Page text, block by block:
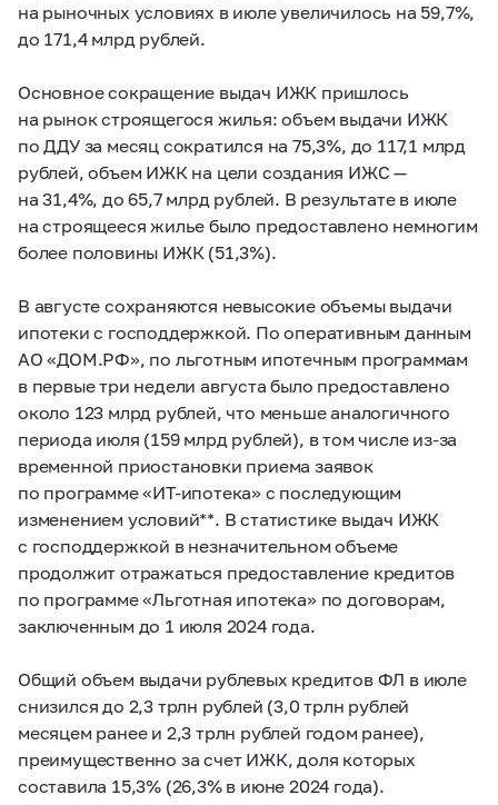
на рыночных условиях в июле увеличилось на 59,7%,
до 171,4 млрд рублей.
Основное сокращение выдач ИЖК пришлось
на рынок строящегося жилья: объем выдачи ИЖК
по ДДУ за месяц сократился на 75,3%, до 117,1 млрд
рублей, объем ИЖК на цели создания ИЖС —
на 31,4%, до 65,7 млрд рублей. В результате в июле
на строящееся жилье было предоставлено немногим
более половины ИЖК (51,3%).
В августе сохраняются невысокие объемы выдачи
ипотеки с господдержкой. По оперативным данным
АО «ДОМ.РФ», по льготным ипотечным программам
в первые три недели августа было предоставлено
около 123 млрд рублей, что меньше аналогичного
периода июля (159 млрд рублей), в том числе из-за
временной приостановки приема заявок
по программе «ИТ-ипотека» с последующим
изменением условий**. В статистике выдач ИЖК
с господдержкой в незначительном объеме
продолжит отражаться предоставление кредитов
по программе «Льготная ипотека» по договорам,
заключенным до 1 июля 2024 года.
Общий объем выдачи рублевых кредитов ФЛ в июле
снизился до 2,3 трлн рублей (3,0 трлн рублей
месяцем ранее и 2,3 трлн рублей годом ранее),
преимущественно за счет ИЖК, доля которых
составила 15,3% (26,3% в июне 2024 года).